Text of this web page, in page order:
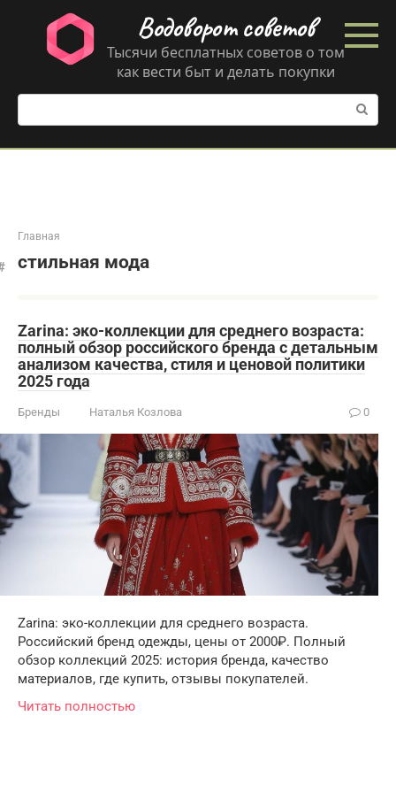
контенту
Водоворот советов
Тысячи бесплатных советов о том
как вести быт и делать покупки
Поиск:
Главная
стильная мода
Zarina: эко-коллекции для среднего возраста:
полный обзор российского бренда с детальным
анализом качества, стиля и ценовой политики
2025 года
Бренды Наталья Козлова 0
Zarina: эко-коллекции для среднего возраста.
Российский бренд одежды, цены от 2000₽. Полный
обзор коллекций 2025: история бренда, качество
материалов, где купить, отзывы покупателей.
Читать полностью